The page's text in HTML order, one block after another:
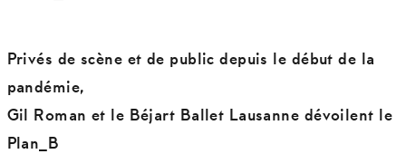
Privés de scène et de public depuis le début de la
pandémie,
Gil Roman et le Béjart Ballet Lausanne dévoilent le
Plan_B